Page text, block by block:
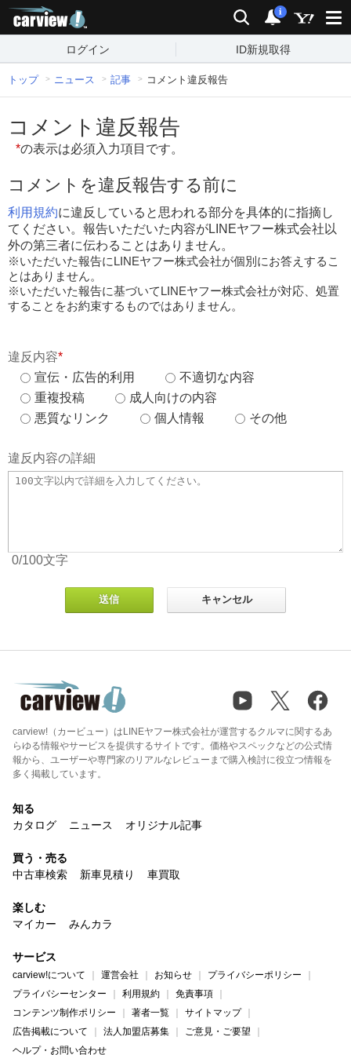
検索 通知
i
ログイン ID新規取得
トップ ニュース 記事 コメント違反報告
コメント違反報告
*の表示は必須入力項目です。
コメントを違反報告する前に
利用規約に違反していると思われる部分を具体的に指摘し
てください。報告いただいた内容がLINEヤフー株式会社以
外の第三者に伝わることはありません。
※いただいた報告にLINEヤフー株式会社が個別にお答えするこ
とはありません。
※いただいた報告に基づいてLINEヤフー株式会社が対応、処置
することをお約束するものではありません。
違反内容*
宣伝・広告的利用
不適切な内容
重複投稿
成人向けの内容
悪質なリンク
個人情報 その他
違反内容の詳細
0/100文字
carview!（カービュー）はLINEヤフー株式会社が運営するクルマに関するあ
らゆる情報やサービスを提供するサイトです。価格やスペックなどの公式情
報から、ユーザーや専門家のリアルなレビューまで購入検討に役立つ情報を
多く掲載しています。
知る
カタログ
ニュース オリジナル記事
買う・売る
中古車検索
新車見積り 車買取
楽しむ
マイカー
みんカラ
サービス
carview!について 運営会社 お知らせ
プライバシーポリシー
プライバシーセンター
利用規約
免責事項
コンテンツ制作ポリシー
著者一覧
サイトマップ
広告掲載について
法人加盟店募集
ご意見・ご要望
ヘルプ・お問い合わせ